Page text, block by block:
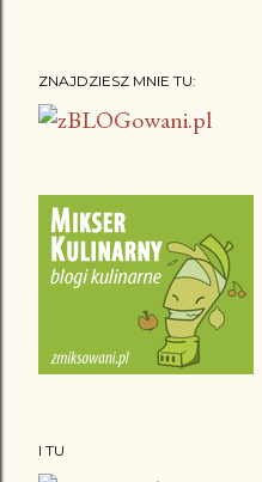
ZNAJDZIESZ MNIE TU:
I TU